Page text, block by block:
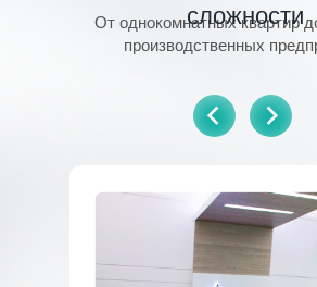
От однокомнатных квартир
производственных
сложности